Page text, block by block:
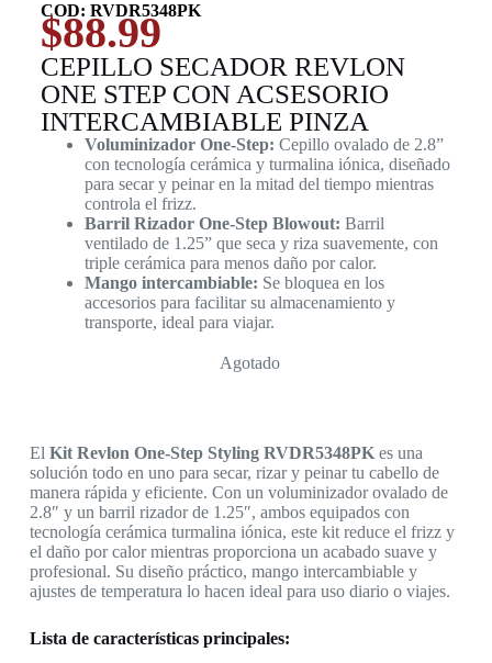
COD: RVDR5348PK
$88.99
CEPILLO SECADOR REVLON
ONE STEP CON ACSESORIO
INTERCAMBIABLE PINZA
Voluminizador One-Step: Cepillo ovalado de 2.8”
con tecnología cerámica y turmalina iónica, diseñado
para secar y peinar en la mitad del tiempo mientras
controla el frizz.
Barril Rizador One-Step Blowout: Barril
ventilado de 1.25” que seca y riza suavemente, con
triple cerámica para menos daño por calor.
Mango intercambiable: Se bloquea en los
accesorios para facilitar su almacenamiento y
transporte, ideal para viajar.
Agotado
El Kit Revlon One-Step Styling RVDR5348PKes una
solución todo en uno para secar, rizar y peinar tu cabello de
manera rápida y eficiente. Con un voluminizador ovalado de
2.8″ y un barril rizador de 1.25″, ambos equipados con
tecnología cerámica turmalina iónica, este kit reduce el frizz y
el daño por calor mientras proporciona un acabado suave y
profesional. Su diseño práctico, mango intercambiable y
ajustes de temperatura lo hacen ideal para uso diario o viajes.
Lista de características principales: